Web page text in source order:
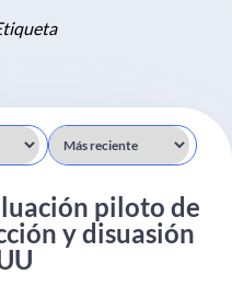
piloto de
y disuasión